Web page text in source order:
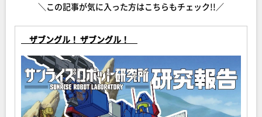
＼この記事が気に入った方はこちらもチェック!!／
ザブングル！ ザブングル！